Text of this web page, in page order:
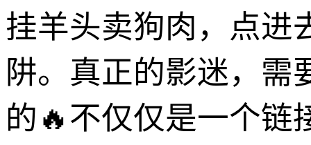
挂羊头卖狗肉，点进
阱。真正的影迷，需
的🔥不仅仅是一个链